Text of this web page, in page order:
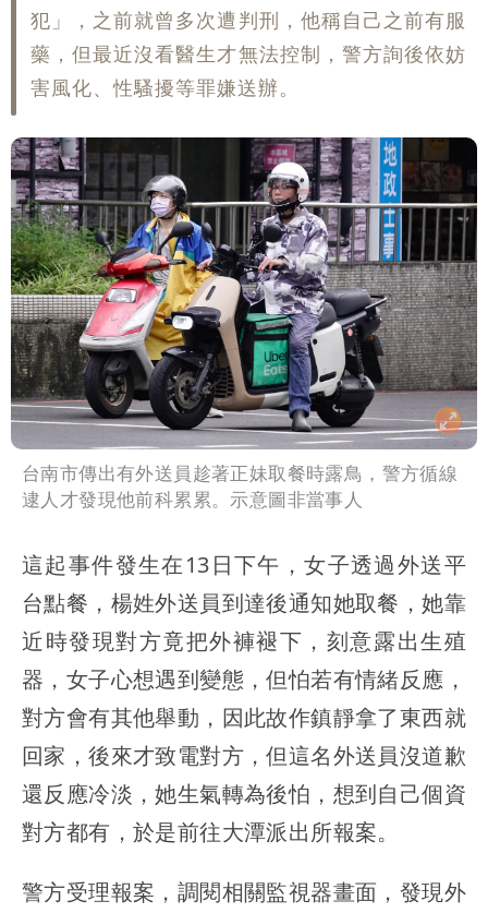
犯」，之前就曾多次遭判刑，他稱自己之前有服
藥，但最近沒看醫生才無法控制，警方詢後依妨
害風化、性騷擾等罪嫌送辦。
台南市傳出有外送員趁著正妹取餐時露鳥，警方循線
逮人才發現他前科累累。示意圖非當事人
這起事件發生在13日下午，女子透過外送平
台點餐，楊姓外送員到達後通知她取餐，她靠
近時發現對方竟把外褲褪下，刻意露出生殖
器，女子心想遇到變態，但怕若有情緒反應，
對方會有其他舉動，因此故作鎮靜拿了東西就
回家，後來才致電對方，但這名外送員沒道歉
還反應冷淡，她生氣轉為後怕，想到自己個資
對方都有，於是前往大潭派出所報案。
警方受理報案，調閱相關監視器畫面，發現外